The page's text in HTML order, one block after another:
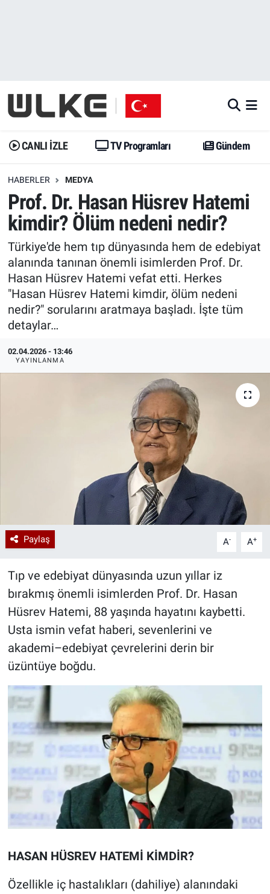
CANLI İZLE TV Programları Gündem
HABERLER MEDYA
Prof. Dr. Hasan Hüsrev Hatemi
kimdir? Ölüm nedeni nedir?
Türkiye'de hem tıp dünyasında hem de edebiyat
alanında tanınan önemli isimlerden Prof. Dr.
Hasan Hüsrev Hatemi vefat etti. Herkes
"Hasan Hüsrev Hatemi kimdir, ölüm nedeni
nedir?" sorularını aratmaya başladı. İşte tüm
detaylar…
02.04.2026 - 13:46
YAYINLANMA
Paylaş A- A+
Tıp ve edebiyat dünyasında uzun yıllar iz
bırakmış önemli isimlerden Prof. Dr. Hasan
Hüsrev Hatemi, 88 yaşında hayatını kaybetti.
Usta ismin vefat haberi, sevenlerini ve
akademi–edebiyat çevrelerini derin bir
üzüntüye boğdu.
HASAN HÜSREV HATEMİ KİMDİR?
Özellikle iç hastalıkları (dahiliye) alanındaki
Gündem
Dünya
Erişim Bilgileri
Ekonomi
Trend
Özel Haberler
Yazarlar
Gündem
Trend
Erişim Bilgileri
Spor
Ekonomi
Dünya
Medya
Özel Haberler
Ramazan
İstanbul Namaz Vakitleri
Trafik Durumu
Erişim Bilgileri
Tüm Manşetler
Son Dakika Haberleri
Haber Arşivi